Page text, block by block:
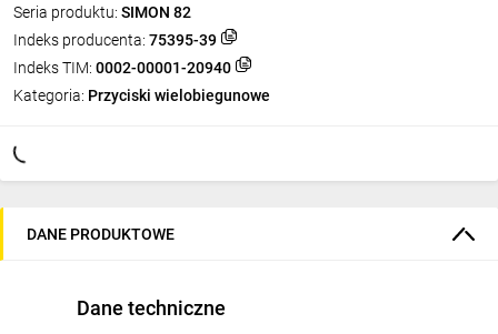
Seria produktu: SIMON 82
Indeks producenta: 75395-39
Indeks TIM: 0002-00001-20940
Kategoria: Przyciski wielobiegunowe
DANE PRODUKTOWE
Dane techniczne